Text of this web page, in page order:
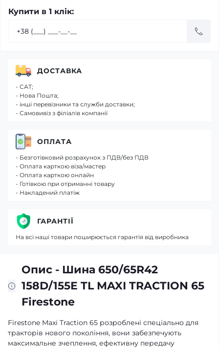
Купити в 1 клік:
Опис - Шина 650/65R42
158D/155E TL MAXI TRACTION 65
Firestone
Firestone Maxi Traction 65 розроблені спеціально для
тракторів нового покоління, вони забезпечують
максимальне зчеплення, ефективну передачу
ДОСТАВКА
- САТ;
- Нова Пошта;
- інші перевізники та служби доставки;
- Самовивіз з філіалів компанії
ОПЛАТА
- Безготівковий розрахунок з ПДВ/без ПДВ
- Оплата карткою віза/мастер
- Оплата карткою онлайн
- Готівкою при отриманні товару
- Накладений платіж
ГАРАНТІЇ
На всі наші товари поширюється гарантія від виробника